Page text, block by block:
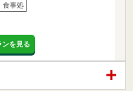
食事処
ンを見る